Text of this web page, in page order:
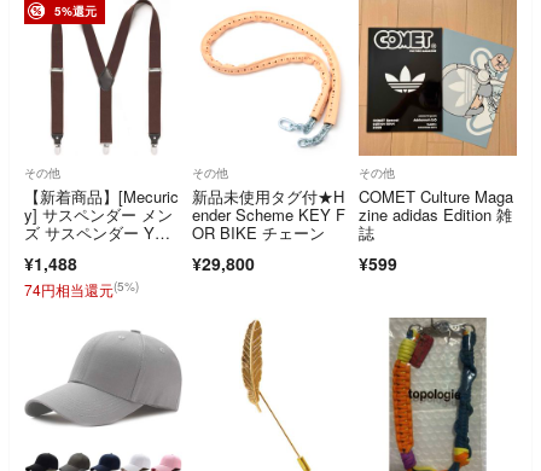
5%還元
その他
【新着商品】[Mecuric
y] サスペンダー メン
ズ サスペンダー Y型3
¥1,488
74円相当還元(5%)
その他
新品未使用タグ付★H
ender Scheme KEY F
OR BIKE チェーン
¥29,800
その他
COMET Culture Maga
zine adidas Edition 雑
誌
¥599